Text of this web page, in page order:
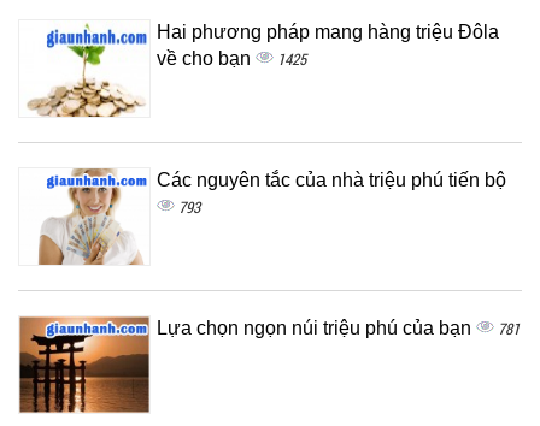
Hai phương pháp mang hàng triệu Đôla
về cho bạn
1425
Các nguyên tắc của nhà triệu phú tiến bộ
793
Lựa chọn ngọn núi triệu phú của bạn 781